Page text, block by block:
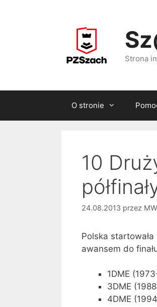
Strona
O stronie
10
24.08.2013 przez MW
Polska
awansem do
1DME
3DME
4DME